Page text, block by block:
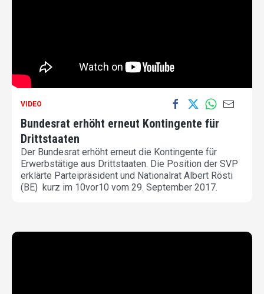
VIDEO
Bundesrat erhöht erneut Kontingente für
Drittstaaten
Der Bundesrat erhöht erneut die Kontingente für
Erwerbstätige aus Drittstaaten. Die Position der SVP
erklärte Parteipräsident und Nationalrat Albert Rösti
(BE) kurz im 10vor10 vom 29. September 2017.